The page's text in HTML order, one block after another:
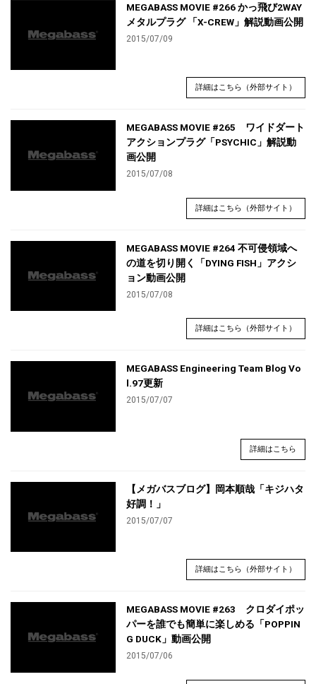
MEGABASS MOVIE #266 かっ飛び2WAY
メタルプラグ 「X-CREW」解説動画公開
2015/07/09
詳細はこちら（外部サイト）
MEGABASS MOVIE #265 ワイドダート
アクションプラグ「PSYCHIC」解説動
画公開
2015/07/08
詳細はこちら（外部サイト）
MEGABASS MOVIE #264 不可侵領域へ
の道を切り開く「DYING FISH」アクシ
ョン動画公開
2015/07/08
詳細はこちら（外部サイト）
MEGABASS Engineering Team Blog Vo
l.97更新
2015/07/07
詳細はこちら
【メガバスブログ】岡本順哉「キジハタ
好調！」
2015/07/07
詳細はこちら（外部サイト）
MEGABASS MOVIE #263 クロダイポッ
パーを誰でも簡単に楽しめる「POPPIN
G DUCK」動画公開
2015/07/06